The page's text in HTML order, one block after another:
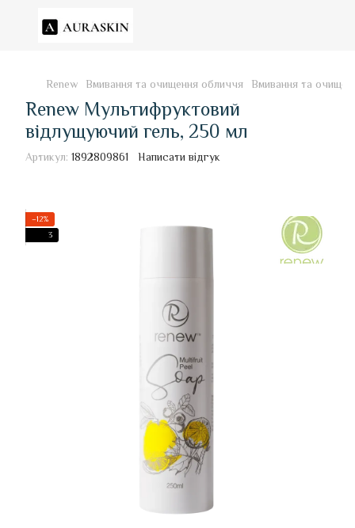
Renew Вмивання та очищення обличчя Вмивання та
Renew Мультифруктовий
відлущуючий гель, 250 мл
Артикул: 1892809861 Написати відгук
−12%
3